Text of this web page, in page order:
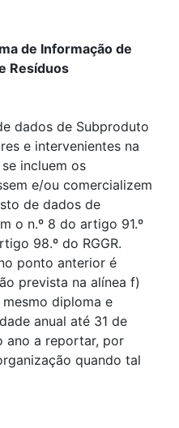
de Informação de
Resíduos
dados de Subproduto
e intervenientes na
incluem os
e/ou comercializem
de dados de
o n.º 8 do artigo 91.º
98.º do RGGR.
ponto anterior é
prevista na alínea f)
diploma e
anual até 31 de
ano a reportar, por
quando tal